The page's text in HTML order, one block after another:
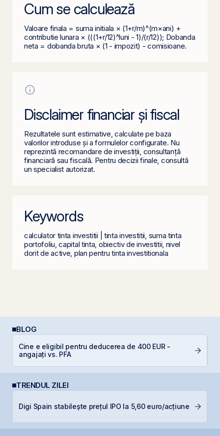
Cum se calculează
Valoare finala = suma initiala × (1+r/m)^(m×ani) +
contributie lunara × (((1+r/12)^luni - 1)/(r/12)); Dobanda
neta = dobanda bruta × (1 - impozit) - comisioane.
Disclaimer financiar și fiscal
Rezultatele sunt estimative, calculate pe baza
valorilor introduse și a formulelor configurate. Nu
reprezintă recomandare de investiții, consultanță
financiară sau fiscală. Pentru decizii finale, consultă
un specialist autorizat.
Keywords
calculator tinta investitii | tinta investitii, suma tinta
portofoliu, capital tinta, obiectiv de investitii, nivel
dorit de active, plan pentru tinta investitionala
BLOG
Cine e eligibil pentru deducerea de 400 EUR -
angajați vs. PFA
TRENDUL ZILEI
Digi Spain stabilește prețul IPO la 5,60 euro/acțiune